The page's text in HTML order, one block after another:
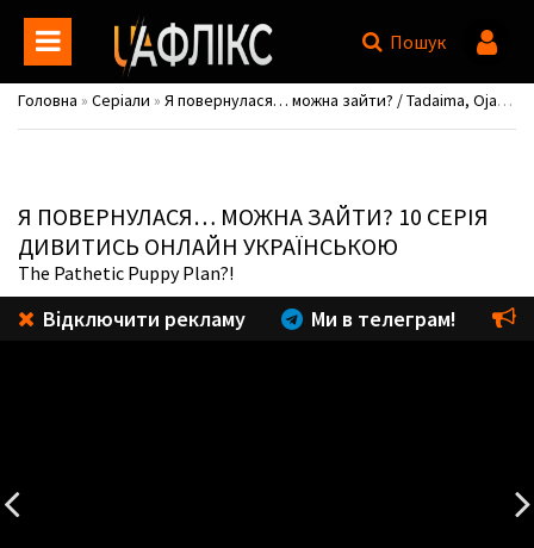
Пошук
Головна » Серіали » Я повернулася… можна зайти? / Tadaima, Ojamasaremasu!
Я ПОВЕРНУЛАСЯ… МОЖНА ЗАЙТИ? 10 СЕРІЯ
ДИВИТИСЬ ОНЛАЙН УКРАЇНСЬКОЮ
The Pathetic Puppy Plan?!
Відключити рекламу Ми в телеграм!